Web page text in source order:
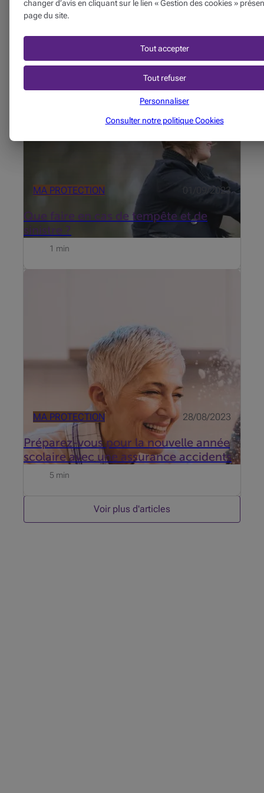
accident ?
4 min
MA PROTECTION 01/09/2023
Que faire en cas de tempête et de
sinistre ?
Selon les dernières informations météorologiques,
un temps orageux accompagné de vents violents est
prévu pour les prochains jours.
1 min
MA PROTECTION 28/08/2023
Préparez-vous pour la nouvelle année
scolaire avec une assurance accidents
accidents vie privée of...
5 min
Voir plus d'articles
changer d’avis en cliquant sur le lien « Gestion des cookies »
page du site.
Tout accepter
Tout refuser
Personnaliser
Consulter notre politiqueCookies